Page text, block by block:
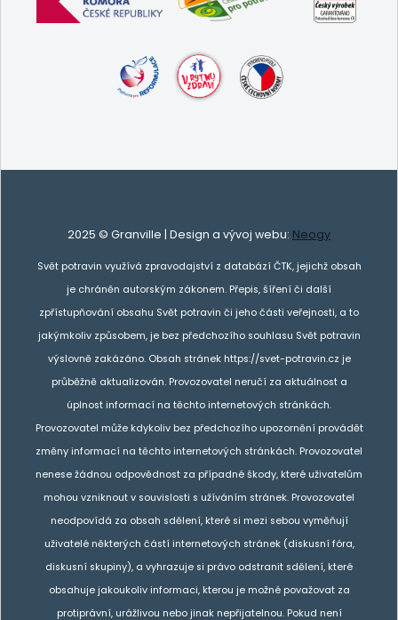
2025 © Granville | Design a vývoj webu: Neogy
Svět potravin využívá zpravodajství z databází ČTK, jejichž obsah
je chráněn autorským zákonem. Přepis, šíření či další
zpřístupňování obsahu Svět potravin či jeho části veřejnosti, a to
jakýmkoliv způsobem, je bez předchozího souhlasu Svět potravin
výslovně zakázáno. Obsah stránek https://svet-potravin.cz je
průběžně aktualizován. Provozovatel neručí za aktuálnost a
úplnost informací na těchto internetových stránkách.
Provozovatel může kdykoliv bez předchozího upozornění provádět
změny informací na těchto internetových stránkách. Provozovatel
nenese žádnou odpovědnost za případné škody, které uživatelům
mohou vzniknout v souvislosti s užíváním stránek. Provozovatel
neodpovídá za obsah sdělení, které si mezi sebou vyměňují
uživatelé některých částí internetových stránek (diskusní fóra,
diskusní skupiny), a vyhrazuje si právo odstranit sdělení, které
obsahuje jakoukoliv informaci, kterou je možné považovat za
protiprávní, urážlivou nebo jinak nepřijatelnou. Pokud není